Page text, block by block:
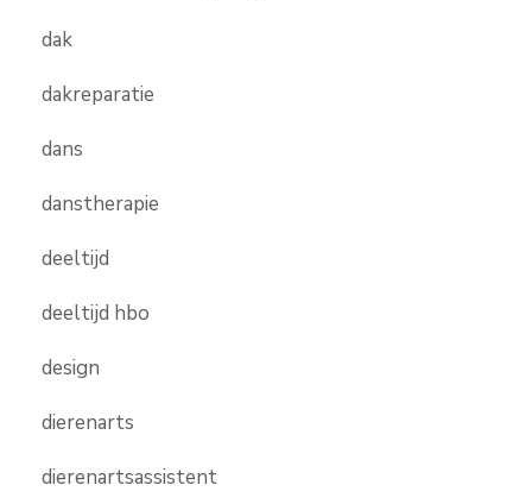
dak
dakreparatie
dans
danstherapie
deeltijd
deeltijd hbo
design
dierenarts
dierenartsassistent